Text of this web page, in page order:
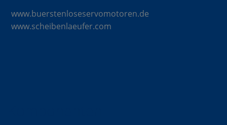
www.buerstenloseservomotoren.de
www.scheibenlaeufer.com